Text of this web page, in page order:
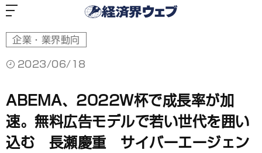
企業・業界動向
2023/06/18
ABEMA、2022Ｗ杯で成長率が加
速。無料広告モデルで若い世代を囲い
込む 長瀬慶重 サイバーエージェン